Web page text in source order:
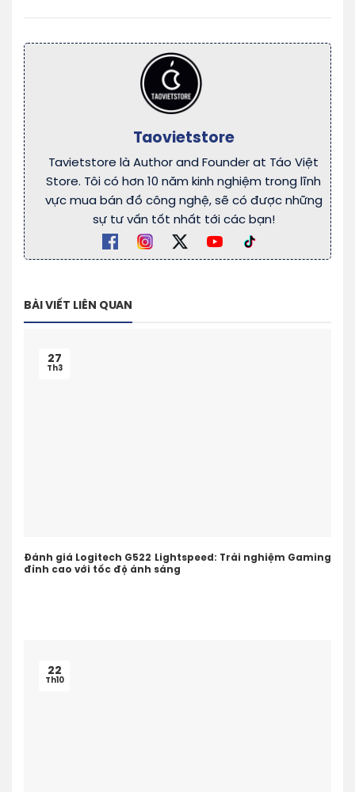
Taovietstore
Tavietstore là Author and Founder at Táo Việt
Store. Tôi có hơn 10 năm kinh nghiệm trong lĩnh
vực mua bán đồ công nghệ, sẽ có được những
sự tư vấn tốt nhất tới các bạn!
BÀI VIẾT LIÊN QUAN
Đánh giá Logitech G522 Lightspeed: Trải nghiệm Gaming
đỉnh cao với tốc độ ánh sáng
27
Th3
22
Th10